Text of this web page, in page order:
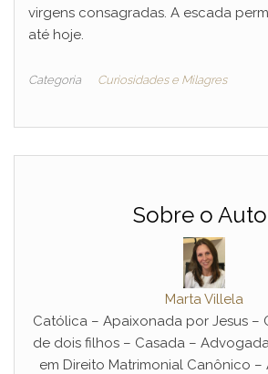
virgens consagradas. A escada
até hoje.
Categoria Curiosidades e Milagres
Sobre o
Marta Villela
Católica – Apaixonada por Jesus –
de dois filhos – Casada –
em Direito Matrimonial Canônico –